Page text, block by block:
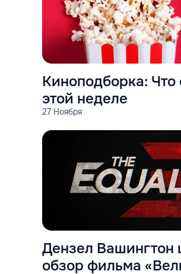
27 Ноября
Киноподборка: Что
этой неделе
Дензел Вашингтон
обзор фильма